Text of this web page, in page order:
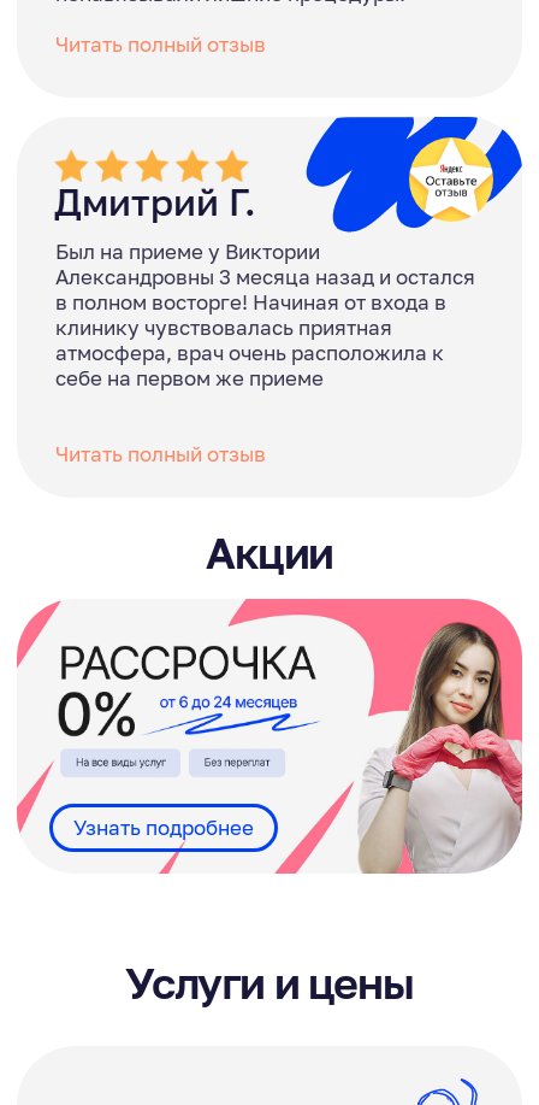
Диагностика
составление плана лечения в
кратчайшие сроки.
Прайс
установки искусственных зубов,
обходящая по всем параметрам
классическое протезирование.
Терапия
Систематические действия по лечению
и профилактики заболеваний полости
рта.